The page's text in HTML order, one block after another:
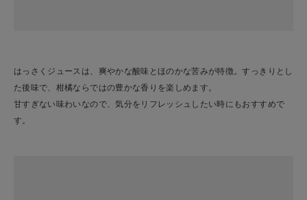
はっさくジュースは、爽やかな酸味とほのかな苦みが特徴。すっきりとし
た後味で、柑橘ならではの豊かな香りを楽しめます。
甘すぎない味わいなので、気分をリフレッシュしたい時にもおすすめで
す。